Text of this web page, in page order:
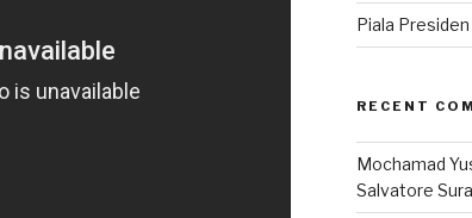
Piala
RECENT
Mochamad
Salvatore